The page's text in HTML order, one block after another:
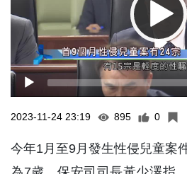
2023-11-24 23:19 895 0
今年1月至9月發生性侵兒童案